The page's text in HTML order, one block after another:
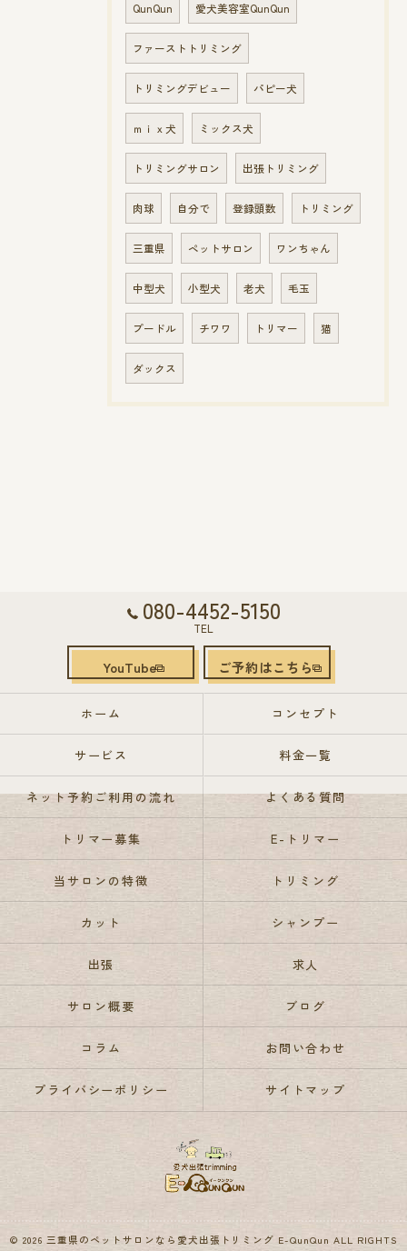
QunQun 愛犬美容室QunQun
ファーストトリミング
トリミングデビュー パピー犬
ｍｉｘ犬 ミックス犬
トリミングサロン 出張トリミング
肉球 自分で 登録頭数 トリミング
三重県 ペットサロン ワンちゃん
中型犬 小型犬 老犬 毛玉
プードル チワワ トリマー 猫
ダックス
080-4452-5150
TEL
YouTube ご予約はこちら
ホーム コンセプト
サービス 料金一覧
ネット予約ご利用の流れ よくある質問
トリマー募集 E-トリマー
当サロンの特徴 トリミング
カット シャンプー
出張 求人
サロン概要 ブログ
コラム お問い合わせ
プライバシーポリシー サイトマップ
© 2026 三重県のペットサロンなら愛犬出張トリミング E-QunQun ALL RIGHTS